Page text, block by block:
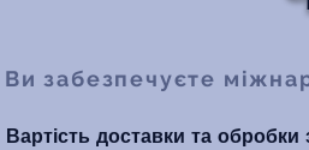
Ви забезпечуєте
Вартість доставки та обробки